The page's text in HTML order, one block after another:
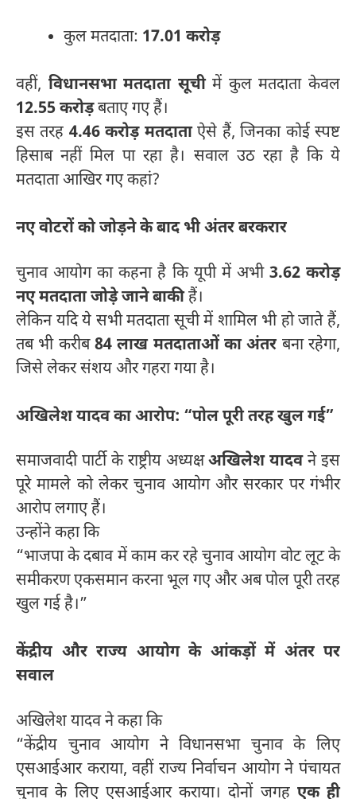
कुल मतदाता: 17.01 करोड़
वहीं, विधानसभा मतदाता सूचीमें कुल मतदाता केवल
12.55 करोड़बताए गए हैं।
इस तरह 4.46 करोड़ मतदाताऐसे हैं, जिनका कोई स्पष्ट
हिसाब नहीं मिल पा रहा है। सवाल उठ रहा है कि ये
मतदाता आखिर गए कहां?
नए वोटरों को जोड़ने के बाद भी अंतर बरकरार
चुनाव आयोग का कहना है कि यूपी में अभी 3.62 करोड़
नए मतदाता जोड़े जाने बाकीहैं।
लेकिन यदि ये सभी मतदाता सूची में शामिल भी हो जाते हैं,
तब भी करीब84 लाख मतदाताओं का अंतर बना रहेगा,
जिसे लेकर संशय और गहरा गया है।
अखिलेश यादव का आरोप: “पोल पूरी तरह खुल गई”
समाजवादी पार्टी के राष्ट्रीय अध्यक्षअखिलेश यादवने इस
पूरे मामले को लेकर चुनाव आयोग और सरकार पर गंभीर
आरोप लगाए हैं।
उन्होंने कहा कि
“भाजपा के दबाव में काम कर रहे चुनाव आयोग वोट लूट के
समीकरण एकसमान करना भूल गए और अब पोल पूरी तरह
खुल गई है।”
केंद्रीय और राज्य आयोग के आंकड़ों में अंतर पर
सवाल
अखिलेश यादव ने कहा कि
“केंद्रीय चुनाव आयोग ने विधानसभा चुनाव के लिए
एसआईआर कराया, वहीं राज्य निर्वाचन आयोग ने पंचायत
चुनाव के लिए एसआईआर कराया। दोनों जगह एक ही